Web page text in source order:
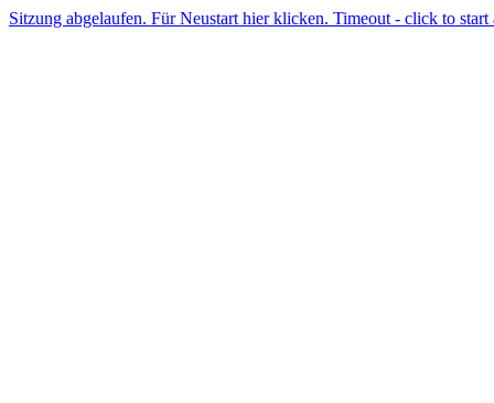
Sitzung abgelaufen. Für Neustart hier klicken. Timeout - click to start